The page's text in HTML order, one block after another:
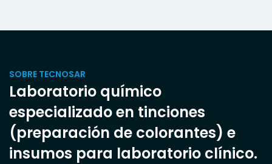
SOBRE TECNOSAR
Laboratorio químico
especializado en tinciones
(preparación de colorantes) e
insumos para laboratorio clínico.